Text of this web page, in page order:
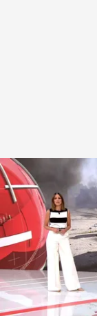
Las noticias, de la
Redacción
26 AGO
Otros 200
Hierro
para la que